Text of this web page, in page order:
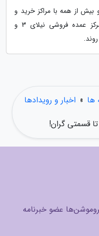
از همه با مراکز خرید و
دانشگاه های معتبرش، شهرت دارد. مرکز عمده فروشی نیلای 3 و
ها » اخبار و رویدادها
قسمتی گران!
عضو خبرنامه